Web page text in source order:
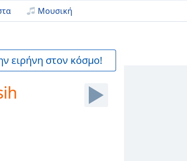
Μουσική
ειρήνη στον κόσμο!